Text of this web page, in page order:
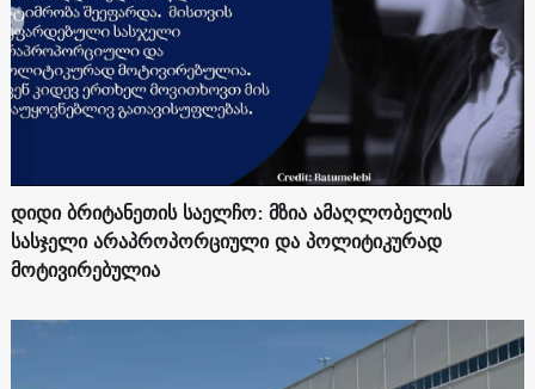
დიდი ბრიტანეთის საელჩო: მზია ამაღლობელის
სასჯელი არაპროპორციული და პოლიტიკურად
მოტივირებულია